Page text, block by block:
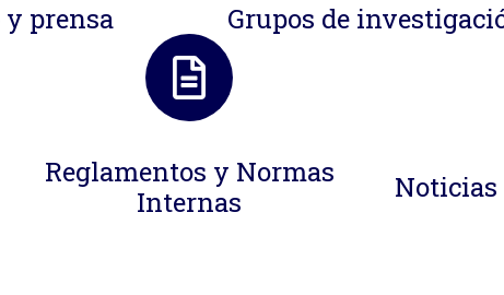
y prensa Grupos de
Reglamentos y Normas
Internas
Noticias